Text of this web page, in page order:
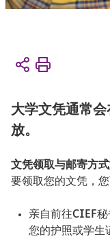
Vous
Accueil
其他
信息
毕业证
书
大学文凭通常
放。
文凭领取与邮寄方式
要领取您的文凭，您
亲自前往CIEF
您的护照或学生